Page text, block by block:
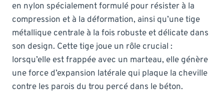
en nylon spécialement formulé pour résister à la
compression et à la déformation, ainsi qu’une tige
métallique centrale à la fois robuste et délicate dans
son design. Cette tige joue un rôle crucial :
lorsqu’elle est frappée avec un marteau, elle génère
une force d’expansion latérale qui plaque la cheville
contre les parois du trou percé dans le béton.